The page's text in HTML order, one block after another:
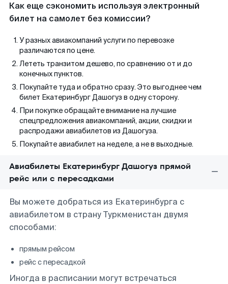
Как еще сэкономить используя электронный
билет на самолет без комиссии?
У разных авиакомпаний услуги по перевозке
различаются по цене.
Лететь транзитом дешево, по сравнению от и до
конечных пунктов.
Покупайте туда и обратно сразу. Это выгоднее чем
билет Екатеринбург Дашогуз в одну сторону.
При покупке обращайте внимание на лучшие
спецпредложения авиакомпаний, акции, скидки и
распродажи авиабилетов из Дашогуза.
Покупайте авиабилет на неделе, а не в выходные.
Авиабилеты Екатеринбург Дашогуз прямой
рейс или с пересадками
Вы можете добраться из Екатеринбурга с
авиабилетом в страну Туркменистан двумя
способами:
прямым рейсом
рейс с пересадкой
Иногда в расписании могут встречаться